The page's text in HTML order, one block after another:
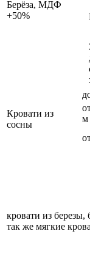
Берёза, МДФ
+50%
Кровати из
сосны
м
кровати из березы,
так же мягкие